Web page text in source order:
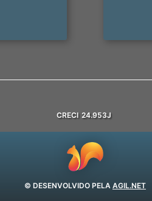
CRECI 24.953J
© DESENVOLVIDO PELA AGIL.NET